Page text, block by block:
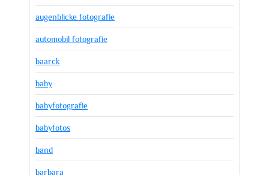
augenblicke fotografie
automobil fotografie
baarck
baby
babyfotografie
babyfotos
band
barbara